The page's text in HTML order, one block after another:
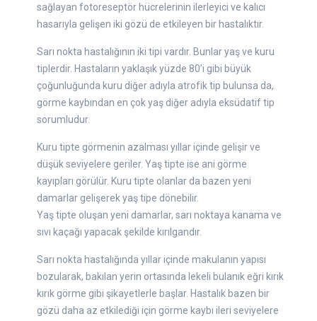
sağlayan fotoreseptör hücrelerinin ilerleyici ve kalıcı
hasarıyla gelişen iki gözü de etkileyen bir hastalıktır.
Sarı nokta hastalığının iki tipi vardır. Bunlar yaş ve kuru
tiplerdir. Hastaların yaklaşık yüzde 80’i gibi büyük
çoğunluğunda kuru diğer adıyla atrofik tip bulunsa da,
görme kaybından en çok yaş diğer adıyla eksüdatif tip
sorumludur.
Kuru tipte görmenin azalması yıllar içinde gelişir ve
düşük seviyelere geriler. Yaş tipte ise ani görme
kayıpları görülür. Kuru tipte olanlar da bazen yeni
damarlar gelişerek yaş tipe dönebilir.
Yaş tipte oluşan yeni damarlar, sarı noktaya kanama ve
sıvı kaçağı yapacak şekilde kırılgandır.
Sarı nokta hastalığında yıllar içinde makulanın yapısı
bozularak, bakılan yerin ortasında lekeli bulanık eğri kırık
kırık görme gibi şikayetlerle başlar. Hastalık bazen bir
gözü daha az etkilediği için görme kaybı ileri seviyelere